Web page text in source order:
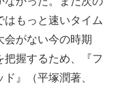
はもっと速いタイム
会がない今の時期
把握するため、『フ
』（平塚潤著、